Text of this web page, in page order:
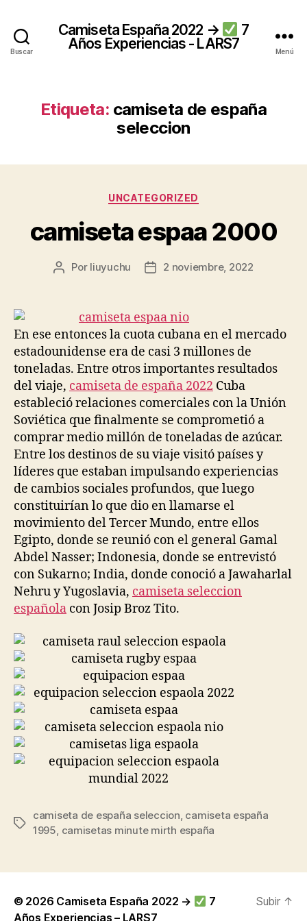
Buscar
Camiseta España 2022 →
7
Años Experiencias - LARS7
Menú
Etiqueta: camiseta de españa
seleccion
Categorías
UNCATEGORIZED
camiseta espaa 2000
Autor
entrada
Por liuyuchu
Fecha
entrada
2 noviembre, 2022
En ese entonces la cuota cubana en el mercado
estadounidense era de casi 3 millones de
toneladas. Entre otros importantes resultados
del viaje, camiseta de españa 2022 Cuba
estableció relaciones comerciales con la Unión
Soviética que finalmente se comprometió a
comprar medio millón de toneladas de azúcar.
Entre los destinos de su viaje visitó países y
líderes que estaban impulsando experiencias
de cambios sociales profundos, que luego
constituirían lo que dio en llamarse el
movimiento del Tercer Mundo, entre ellos
Egipto, donde se reunió con el general Gamal
Abdel Nasser; Indonesia, donde se entrevistó
con Sukarno; India, donde conoció a Jawaharlal
Nehru y Yugoslavia, camiseta seleccion
española con Josip Broz Tito.
Etiquetas
camiseta de españa seleccion, camiseta españa
1995, camisetas minute mirth españa
© 2026 Camiseta España 2022 →
7
Años Experiencias – LARS7
Subir ↑